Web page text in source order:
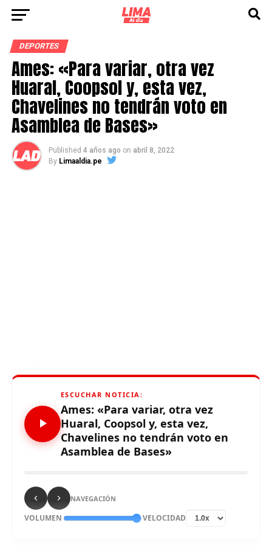
DEPORTES
Ames: «Para variar, otra vez
Huaral, Coopsol y, esta vez,
Chavelines no tendrán voto en
Asamblea de Bases»
Published 4 años ago on abril 8, 2022
By Limaaldia.pe
ESCUCHAR NOTICIA:
Ames: «Para variar, otra vez
Huaral, Coopsol y, esta vez,
Chavelines no tendrán voto en
Asamblea de Bases»
NAVEGACIÓN
VOLUMEN VELOCIDAD